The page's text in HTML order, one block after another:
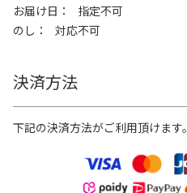
お届け日
指定不可
のし
対応不可
決済方法
下記の決済方法がご利用頂けます。